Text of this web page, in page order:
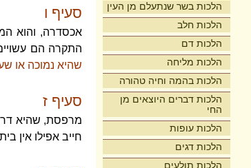
הלכות בשר שנתעלם מן העין
הלכות חלב
הלכות דם
הלכות מליחה
הלכות בהמה וחיה טהורה
הלכות דברים היוצאים מן
החי
הלכות עופות
הלכות דגים
הלכות תולעים
סעיף ו
אכסדרה, והוא
התקרה הם
שהיא נמוכה או
סעיף ז
מרפסת, שהיא
חייב אפילו אין